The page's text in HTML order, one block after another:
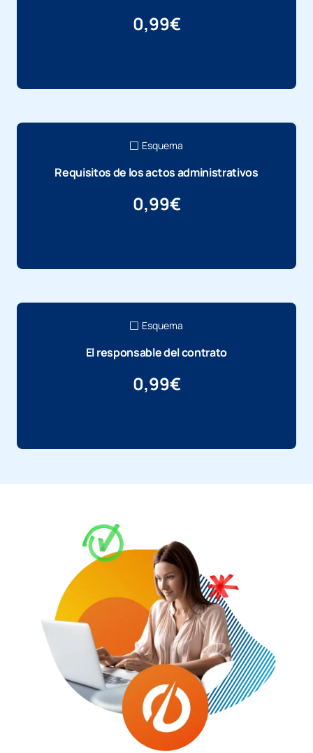
0,99€
Esquema
Requisitos de los actos administrativos
0,99€
Esquema
El responsable del contrato
0,99€